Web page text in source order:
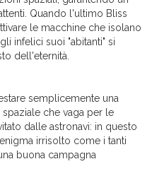
Quando l'ultimo Bliss
le macchine che isolano
infelici suoi "abitanti" si
dell'eternità.
semplicemente una
che vaga per le
dalle astronavi: in questo
irrisolto come i tanti
buona campagna